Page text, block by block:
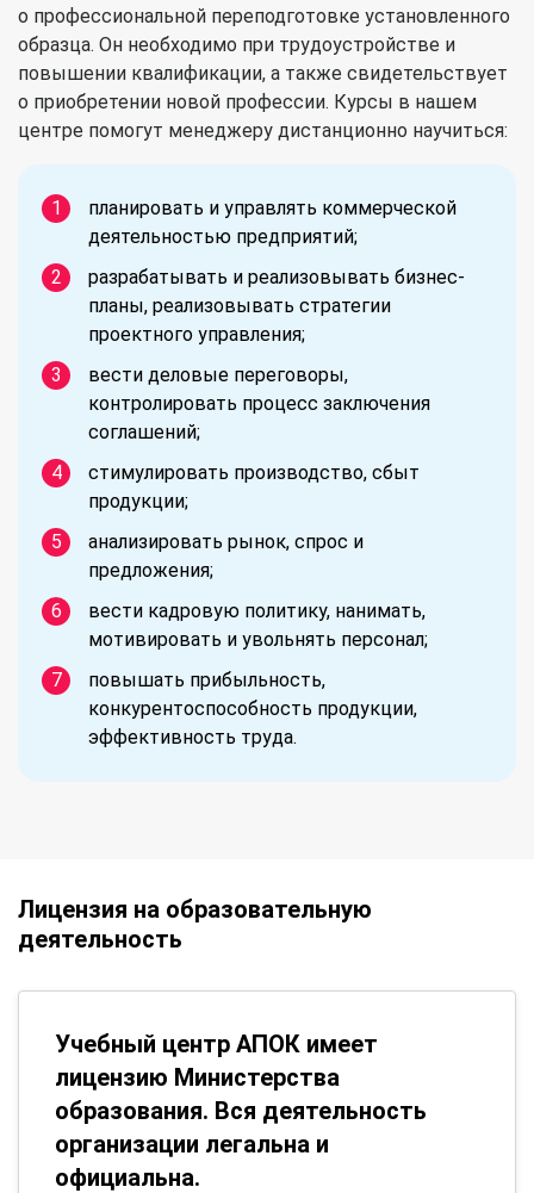
о профессиональной переподготовке установленного
образца. Он необходимо при трудоустройстве и
повышении квалификации, а также свидетельствует
о приобретении новой профессии. Курсы в нашем
центре помогут менеджеру дистанционно научиться:
планировать и управлять коммерческой
деятельностью предприятий;
разрабатывать и реализовывать бизнес-
планы, реализовывать стратегии
проектного управления;
вести деловые переговоры,
контролировать процесс заключения
соглашений;
стимулировать производство, сбыт
продукции;
анализировать рынок, спрос и
предложения;
вести кадровую политику, нанимать,
мотивировать и увольнять персонал;
повышать прибыльность,
конкурентоспособность продукции,
эффективность труда.
Лицензия на образовательную
деятельность
Учебный центр АПОК имеет
лицензию Министерства
образования. Вся деятельность
организации легальна и
официальна.